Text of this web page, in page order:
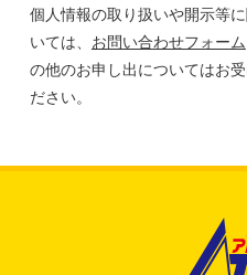
個人情報の取り扱いや開示等
いては、 お問い合わせフォーム
の他のお申し出についてはお
ださい。